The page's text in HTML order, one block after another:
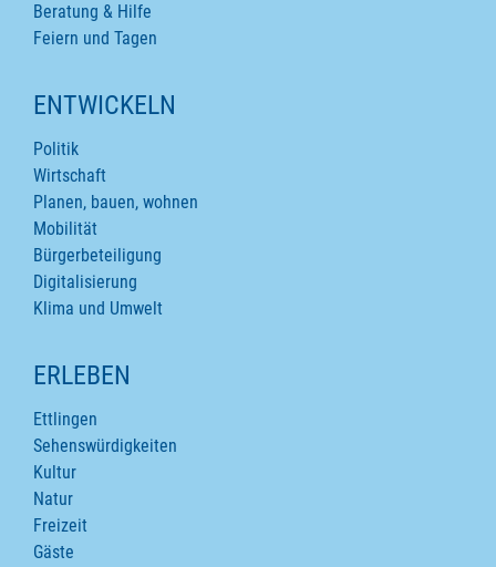
Beratung & Hilfe
Feiern und Tagen
ENTWICKELN
Politik
Wirtschaft
Planen, bauen, wohnen
Mobilität
Bürgerbeteiligung
Digitalisierung
Klima und Umwelt
ERLEBEN
Ettlingen
Sehenswürdigkeiten
Kultur
Natur
Freizeit
Gäste